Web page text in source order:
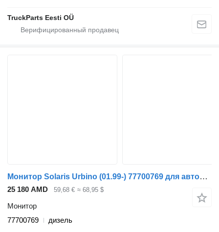
TruckParts Eesti OÜ
Монитор Solaris Urbino (01.99-) 77700769 для автобуса Solaris Urbino, Alpino, Vacanza (1999-)
25 180 AMD 59,68 € ≈ 68,95 $
Монитор
77700769
дизель